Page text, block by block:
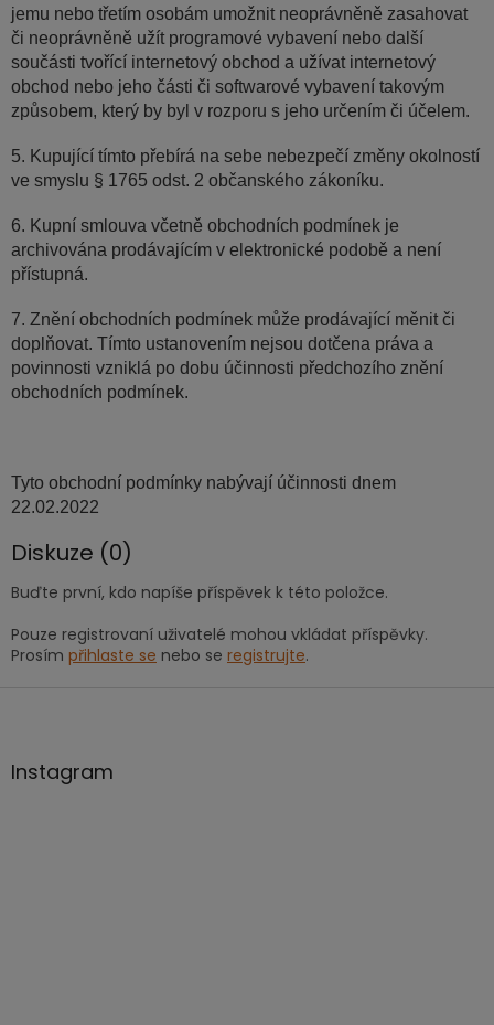
jemu nebo třetím osobám umožnit neoprávněně zasahovat
či neoprávněně užít programové vybavení nebo další
součásti tvořící internetový obchod a užívat internetový
obchod nebo jeho části či softwarové vybavení takovým
způsobem, který by byl v rozporu s jeho určením či účelem.
5. Kupující tímto přebírá na sebe nebezpečí změny okolností
ve smyslu § 1765 odst. 2 občanského zákoníku.
6. Kupní smlouva včetně obchodních podmínek je
archivována prodávajícím v elektronické podobě a není
přístupná.
7. Znění obchodních podmínek může prodávající měnit či
doplňovat. Tímto ustanovením nejsou dotčena práva a
povinnosti vzniklá po dobu účinnosti předchozího znění
obchodních podmínek.
Tyto obchodní podmínky nabývají účinnosti dnem
22.02.2022
Diskuze (0)
Buďte první, kdo napíše příspěvek k této položce.
Pouze registrovaní uživatelé mohou vkládat příspěvky.
Prosím přihlaste se nebo se registrujte.
aInstagram